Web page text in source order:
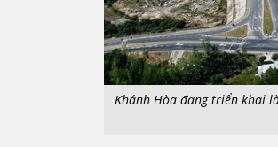
Khánh Hòa đang triển khai